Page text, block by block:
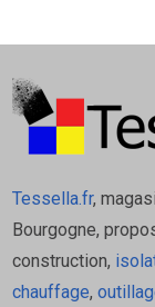
Tessella.fr,
Bourgogne,
construction,
chauffage,